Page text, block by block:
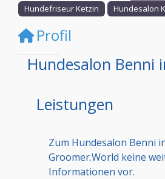
Hundefriseur Ketzin
Hundesalon
Profil
Hundesalon Benni
Leistungen
Zum Hundesalon Benni
Groomer.World keine
Informationen vor.